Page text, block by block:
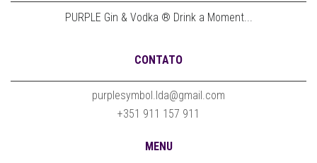
PURPLE Gin & Vodka ® Drink a Moment...
CONTATO
purplesymbol.lda@gmail.com
+351 911 157 911
MENU